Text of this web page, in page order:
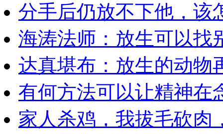
分手后仍放不下他，该
海涛法师：放生可以找
达真堪布：放生的动物
有何方法可以让精神在
家人杀鸡，我拔毛砍肉